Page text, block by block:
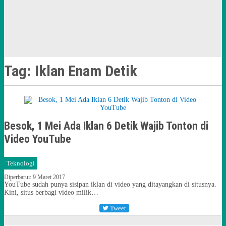
Tag: Iklan Enam Detik
Besok, 1 Mei Ada Iklan 6 Detik Wajib Tonton di
Video YouTube
Teknologi
Diperbarui: 9 Maret 2017
YouTube sudah punya sisipan iklan di video yang ditayangkan di situsnya.
Kini, situs berbagi video milik…
Tweet